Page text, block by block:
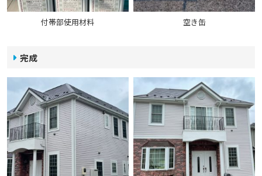
付帯部使用材料 空き缶
完成